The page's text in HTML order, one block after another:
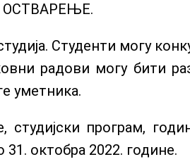
ОСТВАРЕЊЕ.
Студенти могу
радови могу бити
уметника.
програм,
31. октобра 2022. године.